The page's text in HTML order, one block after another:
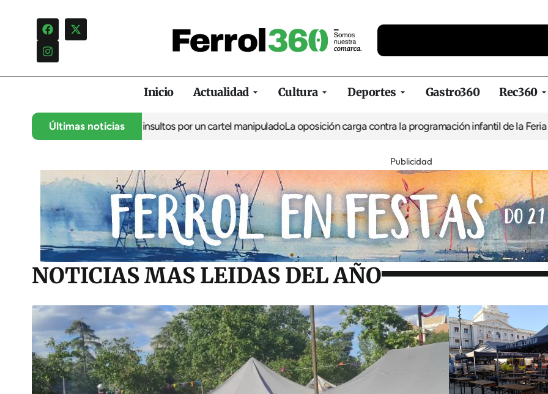
Inicio Actualidad Cultura Deportes Gastro360 Rec360
Últimas noticias
una campaña de insultos por un cartel manipulado La oposición carga contra la programación infantil de la Feria de la
Publicidad
NOTICIAS MAS LEIDAS DEL AÑO